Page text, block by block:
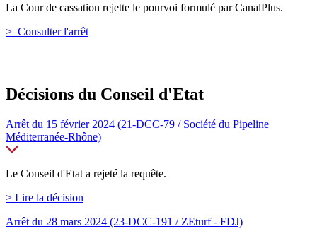
La Cour de cassation rejette le pourvoi formulé par CanalPlus.
> Consulter l'arrêt
Décisions du Conseil d'Etat
Arrêt du 15 février 2024 (21-DCC-79 / Société du Pipeline
Méditerranée-Rhône)
Le Conseil d'Etat a rejeté la requête.
> Lire la décision
Arrêt du 28 mars 2024 (23-DCC-191 / ZEturf - FDJ)